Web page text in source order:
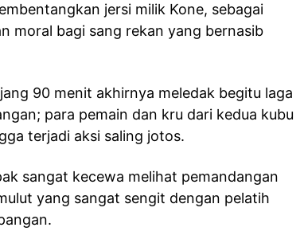
jersi milik Kone, sebagai
moral bagi sang rekan yang bernasib
90 menit akhirnya meledak begitu laga
para pemain dan kru dari kedua kubu
terjadi aksi saling jotos.
sangat kecewa melihat pemandangan
yang sangat sengit dengan pelatih